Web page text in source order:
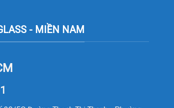
- MIỀN NAM